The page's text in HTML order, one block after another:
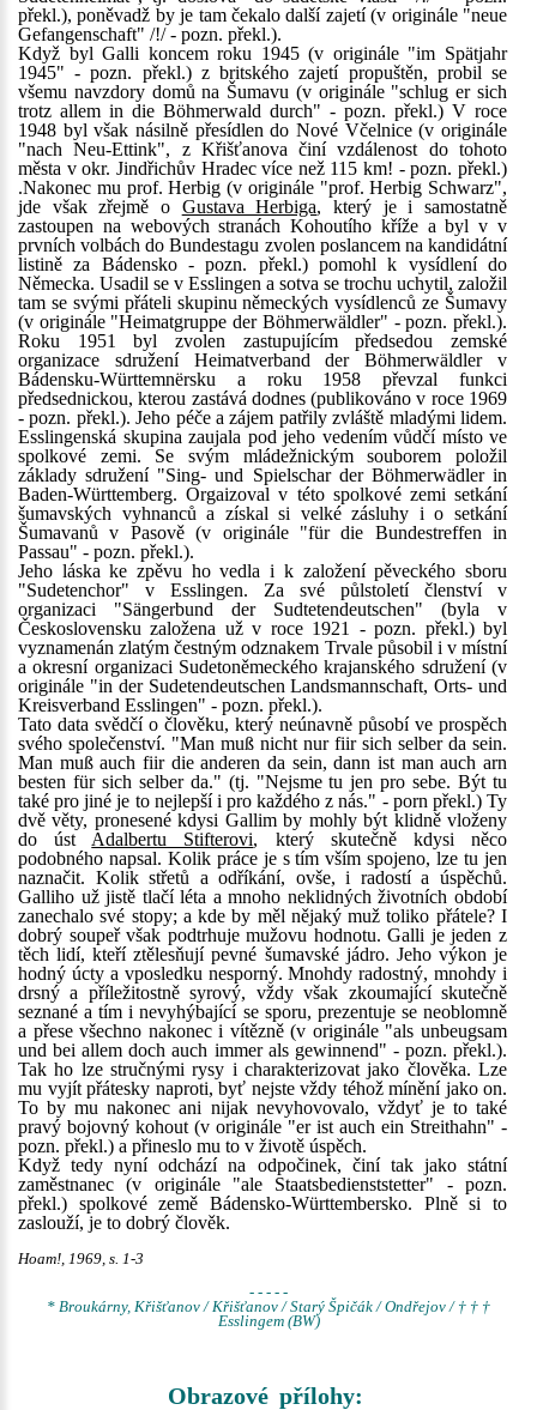
překl.), poněvadž by je tam čekalo další zajetí (v originále "neue
Gefangenschaft" /!/ - pozn. překl.).
Když byl Galli koncem roku 1945 (v originále "im Spätjahr
1945" - pozn. překl.) z britského zajetí propuštěn, probil se
všemu navzdory domů na Šumavu (v originále "schlug er sich
trotz allem in die Böhmerwald durch" - pozn. překl.) V roce
1948 byl však násilně přesídlen do Nové Včelnice (v originále
"nach Neu-Ettink", z Křišťanova činí vzdálenost do tohoto
města v okr. Jindřichův Hradec více než 115 km! - pozn. překl.)
.Nakonec mu prof. Herbig (v originále "prof. Herbig Schwarz",
jde však zřejmě o Gustava Herbiga, který je i samostatně
zastoupen na webových stranách Kohoutího kříže a byl v v
prvních volbách do Bundestagu zvolen poslancem na kandidátní
listině za Bádensko - pozn. překl.) pomohl k vysídlení do
Německa. Usadil se v Esslingen a sotva se trochu uchytil, založil
tam se svými přáteli skupinu německých vysídlenců ze Šumavy
(v originále "Heimatgruppe der Böhmerwäldler" - pozn. překl.).
Roku 1951 byl zvolen zastupujícím předsedou zemské
organizace sdružení Heimatverband der Böhmerwäldler v
Bádensku-Württemnërsku a roku 1958 převzal funkci
předsednickou, kterou zastává dodnes (publikováno v roce 1969
- pozn. překl.). Jeho péče a zájem patřily zvláště mladými lidem.
Esslingenská skupina zaujala pod jeho vedením vůdčí místo ve
spolkové zemi. Se svým mládežnickým souborem položil
základy sdružení "Sing- und Spielschar der Böhmerwädler in
Baden-Württemberg. Orgaizoval v této spolkové zemi setkání
šumavských vyhnanců a získal si velké zásluhy i o setkání
Šumavanů v Pasově (v originále "für die Bundestreffen in
Passau" - pozn. překl.).
Jeho láska ke zpěvu ho vedla i k založení pěveckého sboru
"Sudetenchor" v Esslingen. Za své půlstoletí členství v
organizaci "Sängerbund der Sudtetendeutschen" (byla v
Československu založena už v roce 1921 - pozn. překl.) byl
vyznamenán zlatým čestným odznakem Trvale působil i v místní
a okresní organizaci Sudetoněmeckého krajanského sdružení (v
originále "in der Sudetendeutschen Landsmannschaft, Orts- und
Kreisverband Esslingen" - pozn. překl.).
Tato data svědčí o člověku, který neúnavně působí ve prospěch
svého společenství. "Man muß nicht nur fiir sich selber da sein.
Man muß auch fiir die anderen da sein, dann ist man auch arn
besten für sich selber da." (tj. "Nejsme tu jen pro sebe. Být tu
také pro jiné je to nejlepší i pro každého z nás." - porn překl.) Ty
dvě věty, pronesené kdysi Gallim by mohly být klidně vloženy
do úst Adalbertu Stifterovi, který skutečně kdysi něco
podobného napsal. Kolik práce je s tím vším spojeno, lze tu jen
naznačit. Kolik střetů a odříkání, ovše, i radostí a úspěchů.
Galliho už jistě tlačí léta a mnoho neklidných životních období
zanechalo své stopy; a kde by měl nějaký muž toliko přátele? I
dobrý soupeř však podtrhuje mužovu hodnotu. Galli je jeden z
těch lidí, kteří ztělesňují pevné šumavské jádro. Jeho výkon je
hodný úcty a vposledku nesporný. Mnohdy radostný, mnohdy i
drsný a příležitostně syrový, vždy však zkoumající skutečně
seznané a tím i nevyhýbající se sporu, prezentuje se neoblomně
a přese všechno nakonec i vítězně (v originále "als unbeugsam
und bei allem doch auch immer als gewinnend" - pozn. překl.).
Tak ho lze stručnými rysy i charakterizovat jako člověka. Lze
mu vyjít přátesky naproti, byť nejste vždy téhož mínění jako on.
To by mu nakonec ani nijak nevyhovovalo, vždyť je to také
pravý bojovný kohout (v originále "er ist auch ein Streithahn" -
pozn. překl.) a přineslo mu to v životě úspěch.
Když tedy nyní odchází na odpočinek, činí tak jako státní
zaměstnanec (v originále "ale Staatsbedienststetter" - pozn.
překl.) spolkové země Bádensko-Württembersko. Plně si to
zaslouží, je to dobrý člověk.
Hoam!, 1969, s. 1-3
- - - - -
* Broukárny, Křišťanov / Křišťanov / Starý Špičák / Ondřejov / † † †
Esslingem (BW)
Obrazové přílohy: